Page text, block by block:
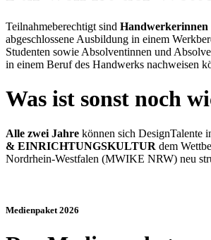
Teilnahmeberechtigt sind
abgeschlossene Ausbildung in einem
Studenten sowie Absolventinnen und
in einem Beruf des Handwerks nachweisen
Was ist sonst noch
Alle zwei Jahre können sich DesignTalente
& EINRICHTUNGSKULTUR dem
Nordrhein-Westfalen (MWIKE NRW) neu
Medienpaket 2026